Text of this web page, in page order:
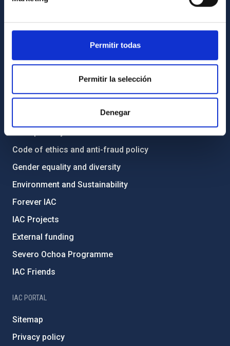
Permitir todas
Permitir la selección
Denegar
List of personnel
General register
ABOUT THE IAC
Code of ethics and anti-fraud policy
Gender equality and diversity
Environment and Sustainability
Forever IAC
IAC Projects
External funding
Severo Ochoa Programme
IAC Friends
IAC PORTAL
Sitemap
Privacy policy